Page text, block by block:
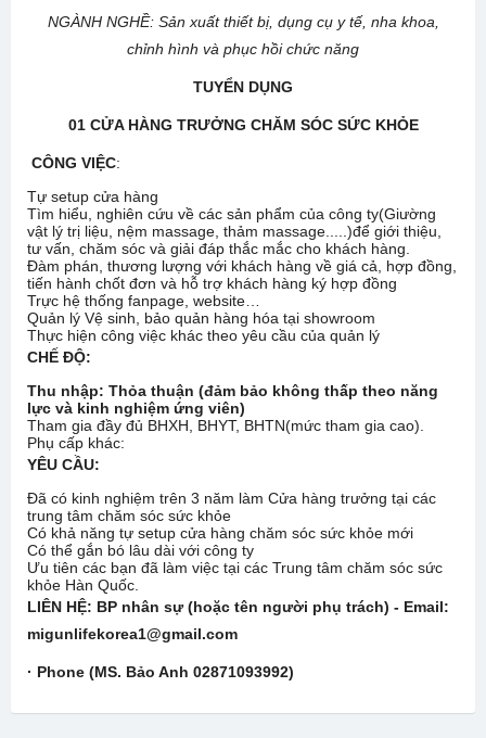
NGÀNH NGHỀ: Sản xuất thiết bị, dụng cụ y tế, nha khoa,
chỉnh hình và phục hồi chức năng
TUYỂN DỤNG
01 CỬA HÀNG TRƯỞNG CHĂM SÓC SỨC KHỎE
CÔNG VIỆC:
Tự setup cửa hàng
Tìm hiểu, nghiên cứu về các sản phẩm của công ty(Giường
vật lý trị liệu, nệm massage, thảm massage.....)để giới thiệu,
tư vấn, chăm sóc và giải đáp thắc mắc cho khách hàng.
Đàm phán, thương lượng với khách hàng về giá cả, hợp đồng,
tiến hành chốt đơn và hỗ trợ khách hàng ký hợp đồng
Trực hệ thống fanpage, website…
Quản lý Vệ sinh, bảo quản hàng hóa tại showroom
Thực hiện công việc khác theo yêu cầu của quản lý
CHẾ ĐỘ:
Thu nhập: Thỏa thuận (đảm bảo không thấp theo năng
lực và kinh nghiệm ứng viên)
Tham gia đầy đủ BHXH, BHYT, BHTN(mức tham gia cao).
Phụ cấp khác:
YÊU CẦU:
Đã có kinh nghiệm trên 3 năm làm Cửa hàng trưởng tại các
trung tâm chăm sóc sức khỏe
Có khả năng tự setup cửa hàng chăm sóc sức khỏe mới
Có thể gắn bó lâu dài với công ty
Ưu tiên các bạn đã làm việc tại các Trung tâm chăm sóc sức
khỏe Hàn Quốc.
LIÊN HỆ: BP nhân sự (hoặc tên người phụ trách) - Email:
migunlifekorea1@gmail.com
· Phone (MS. Bảo Anh 02871093992)